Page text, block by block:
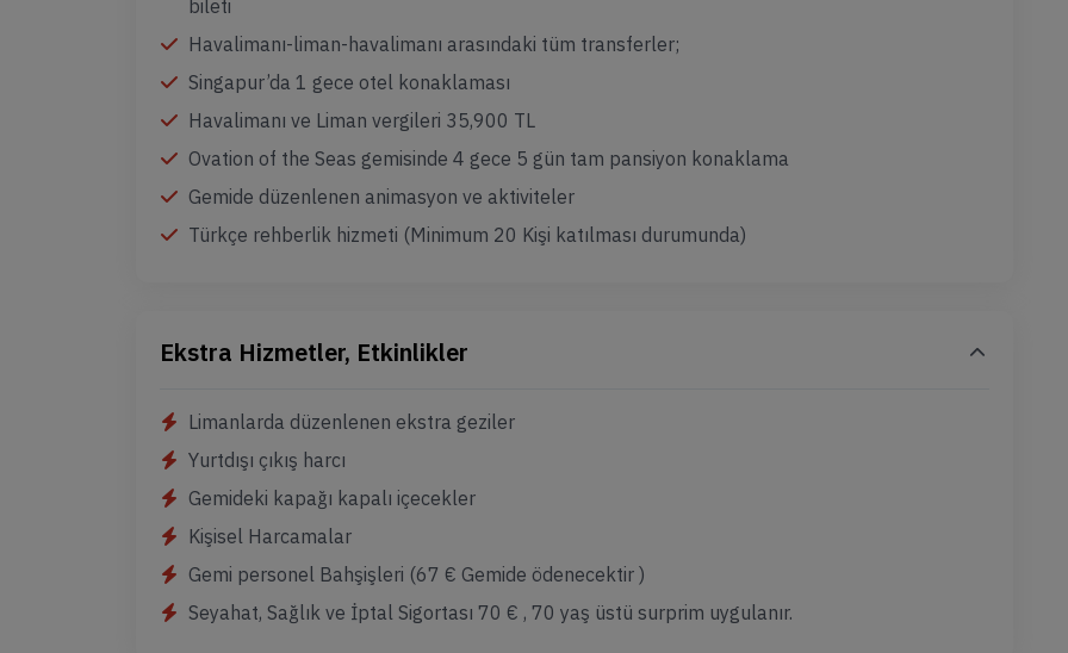
bileti
Havalimanı-liman-havalimanı arasındaki tüm transferler;
Singapur’da 1 gece otel konaklaması
Havalimanı ve Liman vergileri 35,900 TL
Ovation of the Seas gemisinde 4 gece 5 gün tam pansiyon konaklama
Gemide düzenlenen animasyon ve aktiviteler
Türkçe rehberlik hizmeti (Minimum 20 Kişi katılması durumunda)
Ekstra Hizmetler, Etkinlikler
Limanlarda düzenlenen ekstra geziler
Yurtdışı çıkış harcı
Gemideki kapağı kapalı içecekler
Kişisel Harcamalar
Gemi personel Bahşişleri (67 € Gemide ödenecektir )
Seyahat, Sağlık ve İptal Sigortası 70 € , 70 yaş üstü surprim uygulanır.